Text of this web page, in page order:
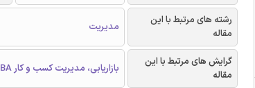
رشته های مرتبط با این
مقاله
مدیریت
گرایش های مرتبط با این
مقاله
بازاریابی، مدیریت کسب و کار MBA